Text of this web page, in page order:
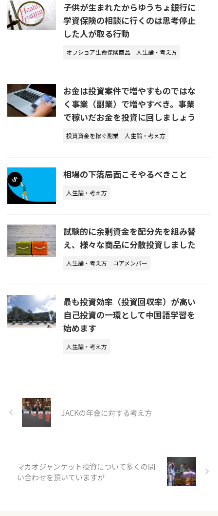
子供が生まれたからゆうちょ銀行に
学資保険の相談に行くのは思考停止
した人が取る行動
オフショア生命保険商品 人生論・考え方
お金は投資案件で増やすものではな
く事業（副業）で増やすべき。事業
で稼いだお金を投資に回しましょう
投資資金を稼ぐ副業 人生論・考え方
相場の下落局面こそやるべきこと
人生論・考え方
試験的に余剰資金を配分先を組み替
え、様々な商品に分散投資しました
人生論・考え方 コアメンバー
最も投資効率（投資回収率）が高い
自己投資の一環として中国語学習を
始めます
人生論・考え方
JACKの年金に対する考え方
マカオジャンケット投資について多くの問
い合わせを頂いていますが